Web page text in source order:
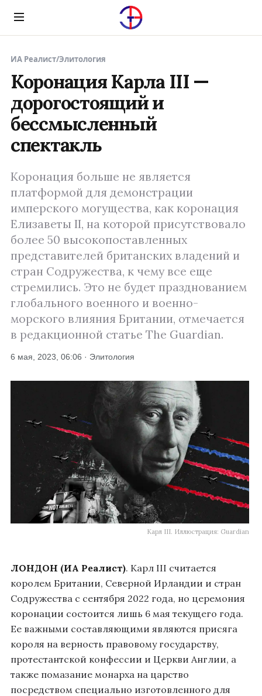
Menu
ИА Реалист/Элитология
Коронация Карла III —
дорогостоящий и
бессмысленный
спектакль
Коронация больше не является
платформой для демонстрации
имперского могущества, как коронация
Елизаветы II, на которой присутствовало
более 50 высокопоставленных
представителей британских владений и
стран Содружества, к чему все еще
стремились. Это не будет празднованием
глобального военного и военно-
морского влияния Британии, отмечается
в редакционной статье The Guardian.
6 мая, 2023, 06:06 · Элитология
Карл III. Иллюстрация: Guardian
ЛОНДОН (ИА Реалист). Карл III считается
королем Британии, Северной Ирландии и стран
Содружества с сентября 2022 года, но церемония
коронации состоится лишь 6 мая текущего года.
Ее важными составляющими являются присяга
короля на верность правовому государству,
протестантской конфессии и Церкви Англии, а
также помазание монарха на царство
посредством специально изготовленного для